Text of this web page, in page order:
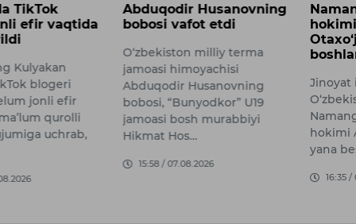
TikTok
efir vaqtida
Kulyakan
blogeri
jonli efir
qurolli
uchrab,
Abduqodir Husanovning
bobosi vafot etdi
O‘zbekiston milliy terma
jamoasi himoyachisi
Abduqodir Husanovning
bobosi, “Bunyodkor” U19
jamoasi bosh murabbiyi
Hikmat Hos…
15:58 / 07.08.2026
Jinoyat
hokimi
yana
16:35 /